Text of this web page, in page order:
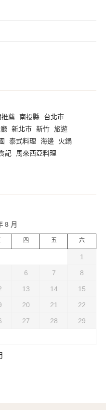
推薦 南投縣
台北市
新北市 新竹 旅遊
泰式料理 海邊
火鍋
記 馬來西亞料理
8 月
四 五 六
1
6 7 8
13 14 15
20 21 22
27 28 29